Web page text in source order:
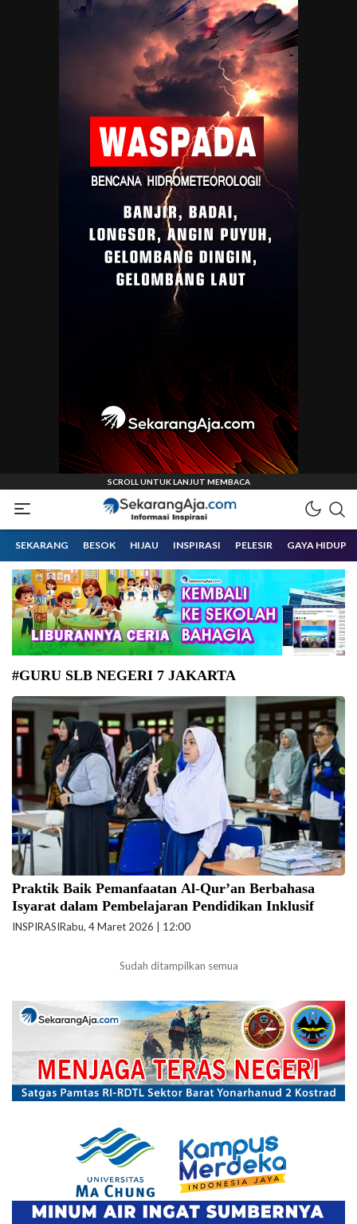
Sekarangaja
Informasi Inspirasi Malang Raya
SEKARANG BESOK HIJAU INSPIRASI PELESIR GAYA HIDUP
#GURU SLB NEGERI 7 JAKARTA
Kegiatan Training of Trainer (ToT) Al-Qur’an Isyarat gelombang satu
telah melahirkan sejumlah pengajar yang dapat mengajarkan bahasa
isyarat Al-Qur’an kepada peserta didik penyandang disabiltas
tunarungu. (Foto: Biro Komunikasi dan Hubungan Masyarakat
Kemendikdasmen).
Praktik Baik Pemanfaatan Al-Qur’an Berbahasa
Isyarat dalam Pembelajaran Pendidikan Inklusif
INSPIRASIRabu, 4 Maret 2026 | 12:00
Sudah ditampilkan semua